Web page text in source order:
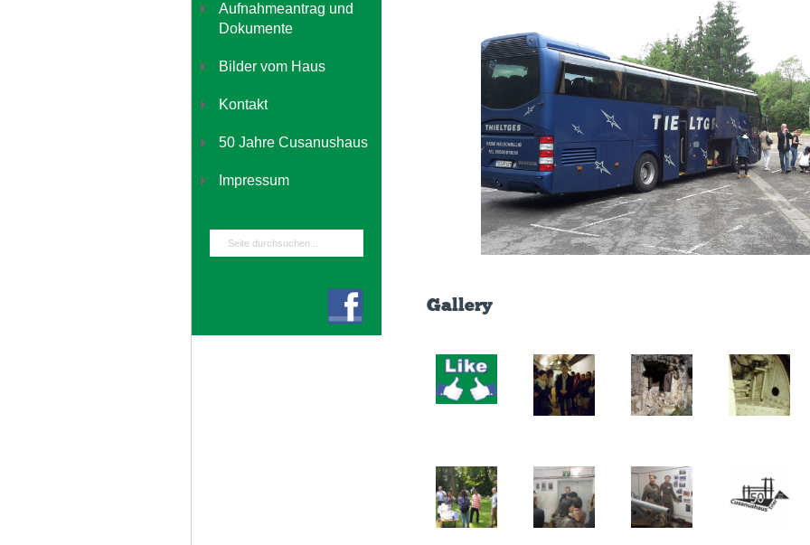
Gallery
Aufnahmeantrag und
Dokumente
Bilder vom Haus
Kontakt
50 Jahre Cusanushaus
Impressum